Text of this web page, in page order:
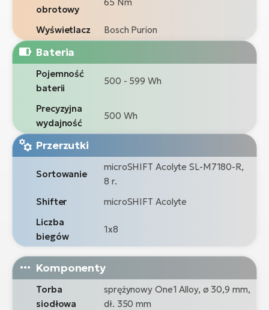
obrotowy
Wyświetlacz Bosch Purion
Bateria
Pojemność
baterii
500 - 599 Wh
Precyzyjna
wydajność
500 Wh
Przerzutki
Sortowanie
microSHIFT Acolyte SL-M7180-R,
8 r.
Shifter
microSHIFT Acolyte
Liczba
biegów
1x8
Komponenty
Torba
siodłowa
sprężynowy One1 Alloy, ø 30,9 mm,
dł. 350 mm